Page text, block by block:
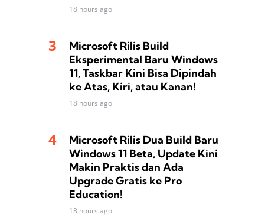
18 hours ago
Microsoft Rilis Build
Eksperimental Baru Windows
11, Taskbar Kini Bisa Dipindah
ke Atas, Kiri, atau Kanan!
18 hours ago
Microsoft Rilis Dua Build Baru
Windows 11 Beta, Update Kini
Makin Praktis dan Ada
Upgrade Gratis ke Pro
Education!
18 hours ago